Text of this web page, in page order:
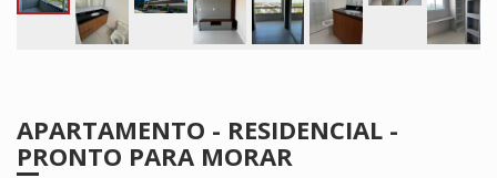
APARTAMENTO - RESIDENCIAL -
PRONTO PARA MORAR